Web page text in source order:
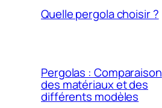
Quelle pergola choisir ?
Pergolas : Comparaison
des matériaux et des
différents modèles